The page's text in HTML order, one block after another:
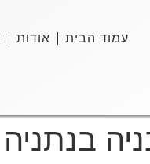
עמוד הבית אודות
בנתניה